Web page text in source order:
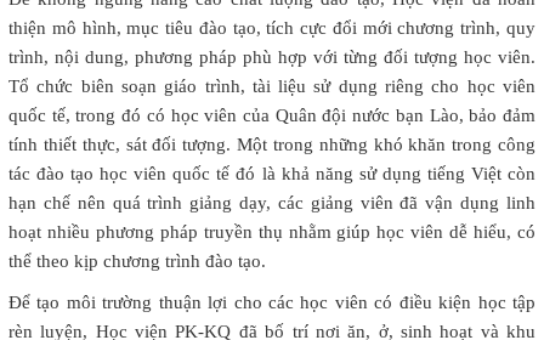
thiện mô hình, mục tiêu đào tạo, tích cực đổi mới chương trình, quy
trình, nội dung, phương pháp phù hợp với từng đối tượng học viên.
Tổ chức biên soạn giáo trình, tài liệu sử dụng riêng cho học viên
quốc tế, trong đó có học viên của Quân đội nước bạn Lào, bảo đảm
tính thiết thực, sát đối tượng. Một trong những khó khăn trong công
tác đào tạo học viên quốc tế đó là khả năng sử dụng tiếng Việt còn
hạn chế nên quá trình giảng dạy, các giảng viên đã vận dụng linh
hoạt nhiều phương pháp truyền thụ nhằm giúp học viên dễ hiểu, có
thể theo kịp chương trình đào tạo.
Để tạo môi trường thuận lợi cho các học viên có điều kiện học tập
rèn luyện, Học viện PK-KQ đã bố trí nơi ăn, ở, sinh hoạt và khu